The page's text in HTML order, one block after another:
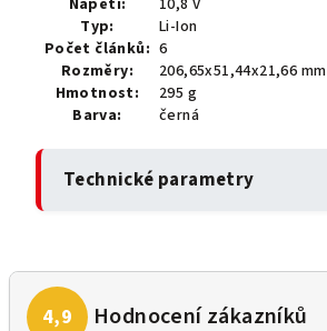
Typ:
Li-Ion
Počet článků: 6
Rozměry:
206,65x51,44x21,66 mm
Hmotnost:
295 g
Barva:
černá
Technické parametry